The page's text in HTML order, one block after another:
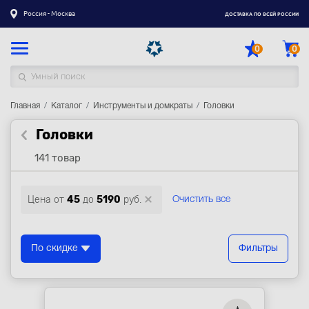
Россия - Москва ДОСТАВКА ПО ВСЕЙ РОССИИ
0 0
Каталог товаров
Регистрация|Вход
Доставка
Контакты
Акции
Главная Каталог Инструменты и домкраты Головки
Головки
141 товар
Цена от 45 до 5190 руб. Очистить все
По скидке Фильтры